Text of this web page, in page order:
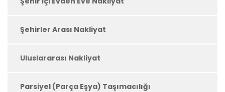
Şehirler Arası Nakliyat
Uluslararası Nakliyat
Parsiyel (Parça Eşya) Taşımacılığı